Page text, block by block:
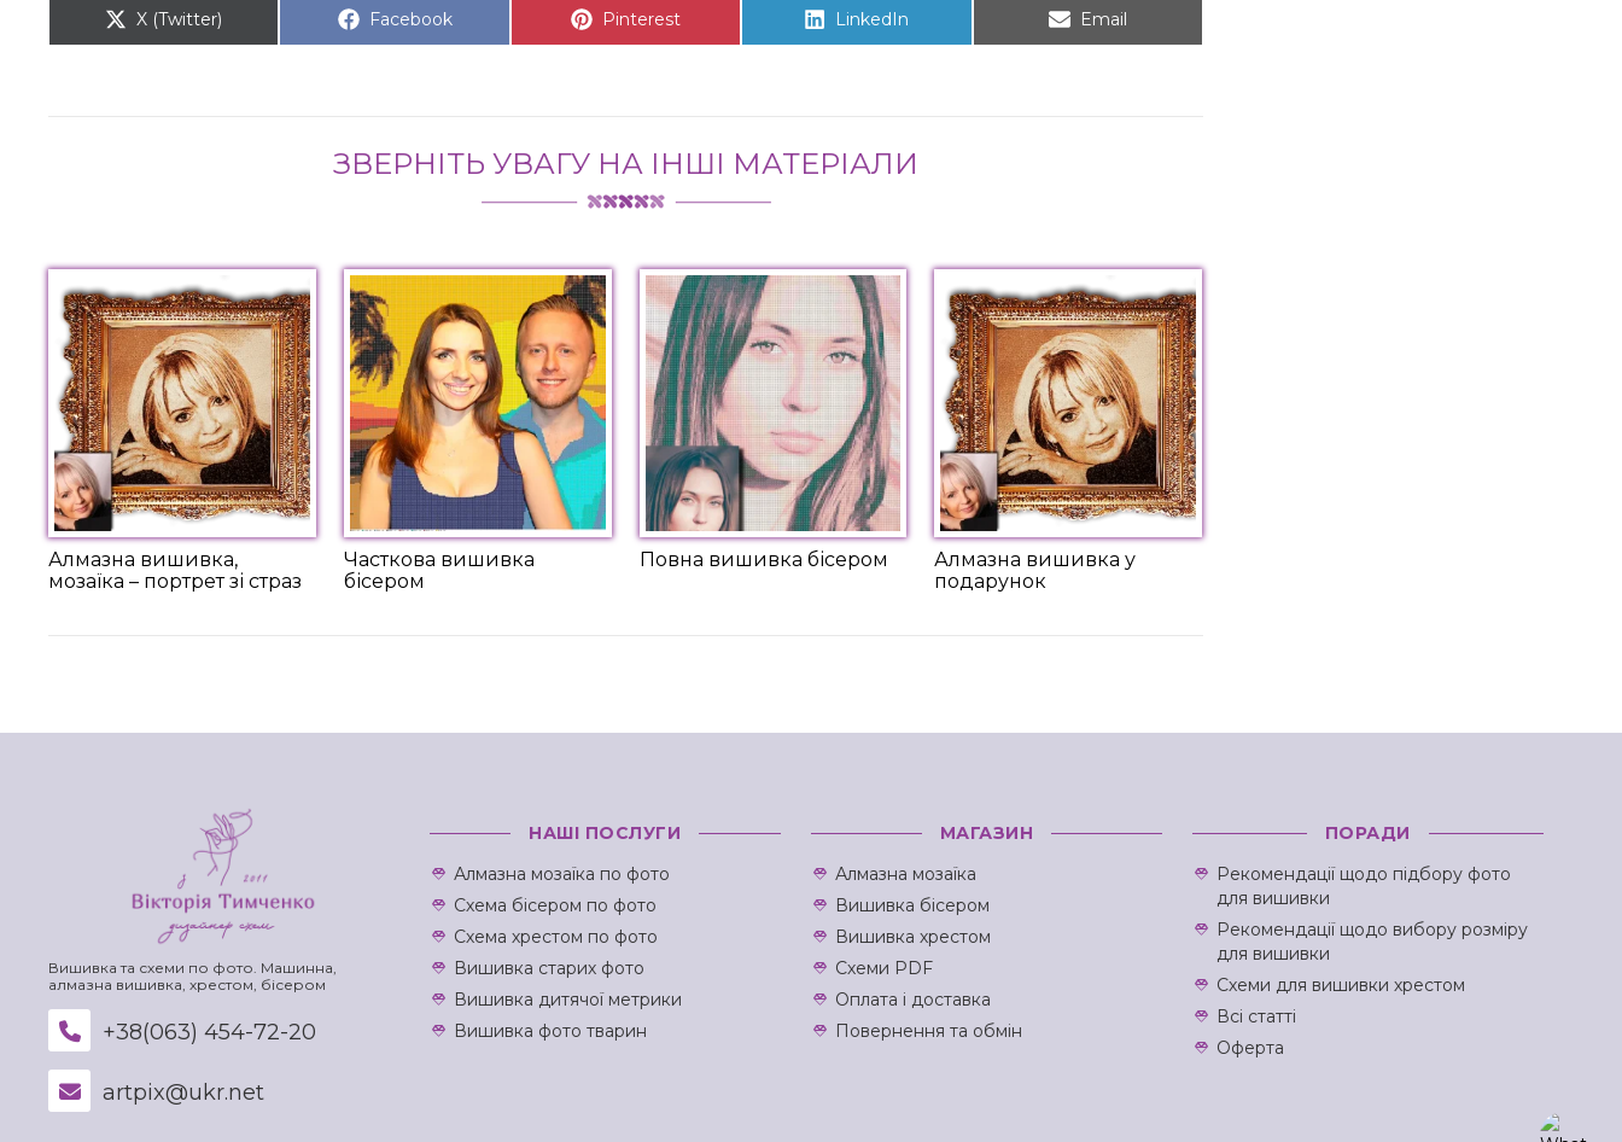
Share on
X (Twitter) Share on
Facebook Share on
Pinterest Share on
LinkedIn Share on
Email
ЗВЕРНІТЬ УВАГУ НА ІНШІ МАТЕРІАЛИ
Алмазна вишивка,
мозаїка – портрет зі страз
Часткова вишивка
бісером
Повна вишивка бісером
Алмазна вишивка у
подарунок
Вишивка та схеми по фото. Машинна,
алмазна вишивка, хрестом, бісером
+38(063) 454-72-20
artpix@ukr.net
НАШІ ПОСЛУГИ
Алмазна мозаїка по фото
Схема бісером по фото
Схема хрестом по фото
Вишивка старих фото
Вишивка дитячої метрики
Вишивка фото тварин
МАГАЗИН
Алмазна мозаїка
Вишивка бісером
Вишивка хрестом
Схеми PDF
Оплата і доставка
Повернення та обмін
ПОРАДИ
Рекомендації щодо підбору фото
для вишивки
Рекомендації щодо вибору розміру
для вишивки
Схеми для вишивки хрестом
Всі статті
Оферта